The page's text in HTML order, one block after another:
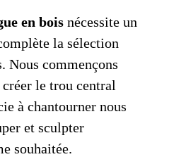
en bois nécessite un
la sélection
Nous commençons
le trou central
à chantourner nous
et sculpter
souhaitée.